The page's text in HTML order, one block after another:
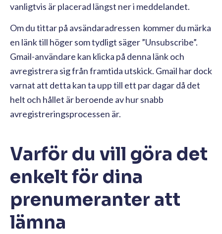
vanligtvis är placerad längst ner i meddelandet.
Om du tittar på avsändaradressen kommer du märka
en länk till höger som tydligt säger ”Unsubscribe”.
Gmail-användare kan klicka på denna länk och
avregistrera sig från framtida utskick. Gmail har dock
varnat att detta kan ta upp till ett par dagar då det
helt och hållet är beroende av hur snabb
avregistreringsprocessen är.
Varför du vill göra det
enkelt för dina
prenumeranter att
lämna